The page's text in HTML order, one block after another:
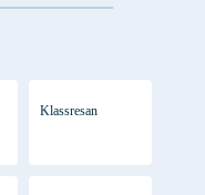
Klassresan